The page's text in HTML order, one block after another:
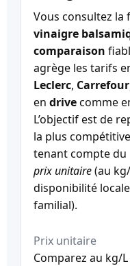
Vous consultez la
vinaigre
comparaison
agrège les tarifs
Leclerc, Carrefour
en drivecomme
L’objectif est de
la plus
tenant compte du
prix unitaire(au
disponibilité
familial).
Prix unitaire
Comparez au kg/